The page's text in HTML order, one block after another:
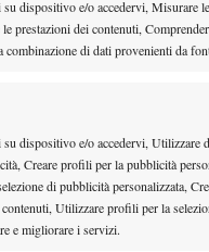
dispositivo e/o accedervi, Misurare
prestazioni dei contenuti,
combinazione di dati provenienti da
dispositivo e/o accedervi, Utilizzare
Creare profili per la pubblicità
di pubblicità personalizzata,
Utilizzare profili per la
e migliorare i servizi.